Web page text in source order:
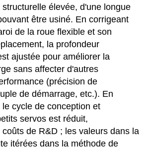
élevée, d'une longue
être usiné. En corrigeant
de la roue flexible et son
la profondeur
ajustée pour améliorer la
sans affecter d'autres
(précision de
de démarrage, etc.). En
cycle de conception et
servos est réduit,
de R&D ; les valeurs dans la
itérées dans la méthode de